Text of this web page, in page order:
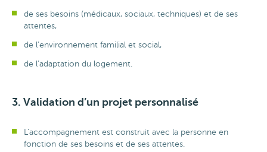
de ses besoins (médicaux, sociaux, techniques) et de ses
attentes,
de l’environnement familial et social,
de l’adaptation du logement.
3. Validation d’un projet personnalisé
L'accompagnement est construit avec la personne en
fonction de ses besoins et de ses attentes.